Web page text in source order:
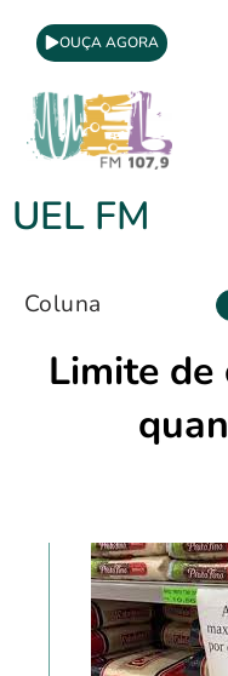
OUÇA AGORA
UEL FM
Coluna
Limite de